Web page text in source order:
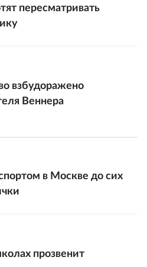
пересматривать
взбудоражено
Веннера
в Москве до сих
прозвенит